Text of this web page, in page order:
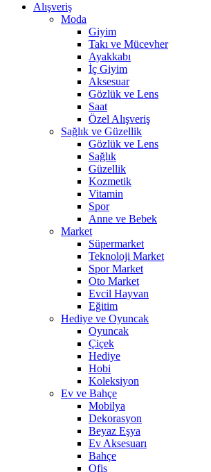
Alışveriş
Moda
Giyim
Takı ve Mücevher
Ayakkabı
İç Giyim
Aksesuar
Gözlük ve Lens
Saat
Özel Alışveriş
Sağlık ve Güzellik
Gözlük ve Lens
Sağlık
Güzellik
Kozmetik
Vitamin
Spor
Anne ve Bebek
Market
Süpermarket
Teknoloji Market
Spor Market
Oto Market
Evcil Hayvan
Eğitim
Hediye ve Oyuncak
Oyuncak
Çiçek
Hediye
Hobi
Koleksiyon
Ev ve Bahçe
Mobilya
Dekorasyon
Beyaz Eşya
Ev Aksesuarı
Bahçe
Ofis